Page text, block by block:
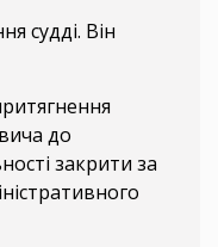
судді. Він
до
закрити за